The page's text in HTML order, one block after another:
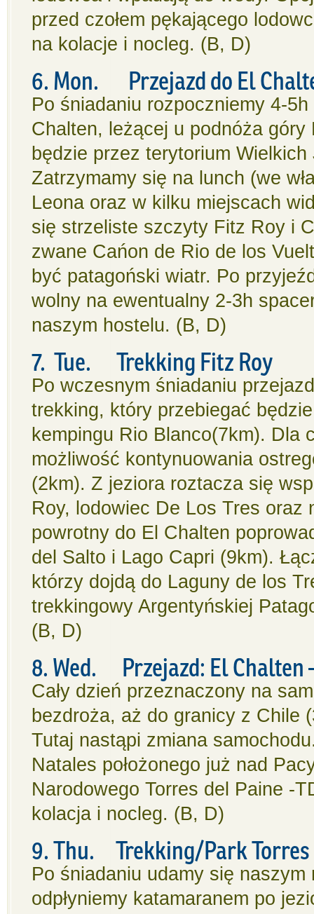
przed czołem pękającego
na kolacje i nocleg. (B, D)
6. Mon. Przejazd do El
Po śniadaniu rozpoczniemy 4-
Chalten, leżącej u podnóża
będzie przez terytorium
Zatrzymamy się na lunch (we
Leona oraz w kilku miejscach
się strzeliste szczyty Fitz Roy i
zwane Cańon de Rio de los
być patagoński wiatr. Po
wolny na ewentualny 2-3h
naszym hostelu. (B, D)
7. Tue. Trekking Fitz Roy
Po wczesnym śniadaniu
trekking, który przebiegać
kempingu Rio Blanco(7km). Dla
możliwość kontynuowania
(2km). Z jeziora roztacza się
Roy, lodowiec De Los Tres
powrotny do El Chalten
del Salto i Lago Capri (9km).
którzy dojdą do Laguny de los
trekkingowy Argentyńskiej
(B, D)
8. Wed. Przejazd: El Chalten
Cały dzień przeznaczony na
bezdroża, aż do granicy z Chile
Tutaj nastąpi zmiana
Natales położonego już nad
Narodowego Torres del Paine -
kolacja i nocleg. (B, D)
9. Thu. Trekking/Park Torres
Po śniadaniu udamy się
odpłyniemy katamaranem po